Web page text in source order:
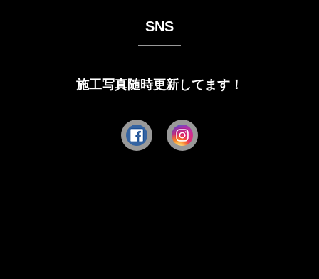
SNS
施工写真随時更新してます！